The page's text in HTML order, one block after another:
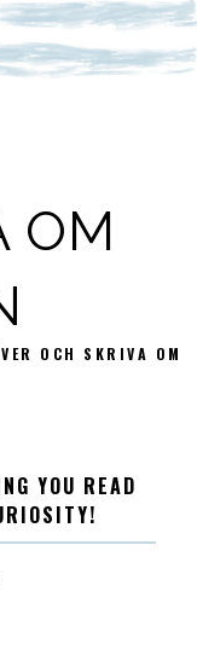
OM
OCH SKRIVA OM
YOU READ